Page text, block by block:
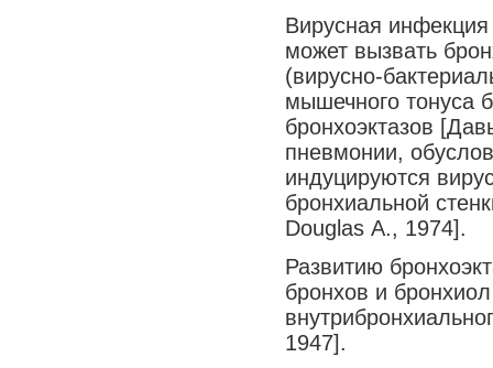
Вирусная
может вызвать
(вирусно-
мышечного тонуса
бронхоэктазов
пневмонии,
индуцируются
бронхиальной
Douglas А., 1974].
Развитию
бронхов и
1947].